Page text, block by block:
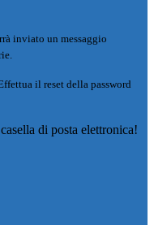
inviato un messaggio
il reset della password
di posta elettronica!